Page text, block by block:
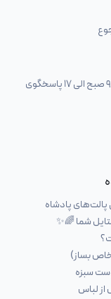
شنبه تا پنج‌شنبه (غیر از روزهای تعطیل) از ساعت 9 صبح الی 17 پاسخگوی
پادشاه
خاص بساز)
سبزه
از لباس